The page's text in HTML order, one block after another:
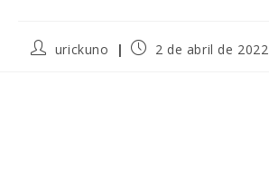
urickuno 2 de abril de 2022